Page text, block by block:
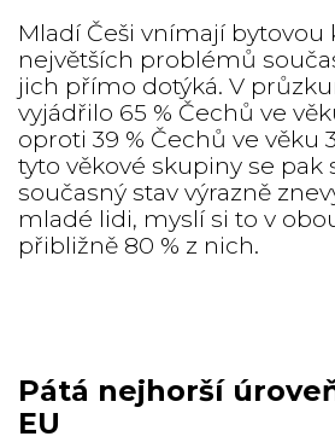
Mladí Češi vnímají bytovou
největších problémů
jich přímo dotýká. V
vyjádřilo 65 % Čechů ve
oproti 39 % Čechů ve věku
tyto věkové skupiny se pak
současný stav výrazně
mladé lidi, myslí si to v
přibližně 80 % z nich.
Pátá nejhorší
EU